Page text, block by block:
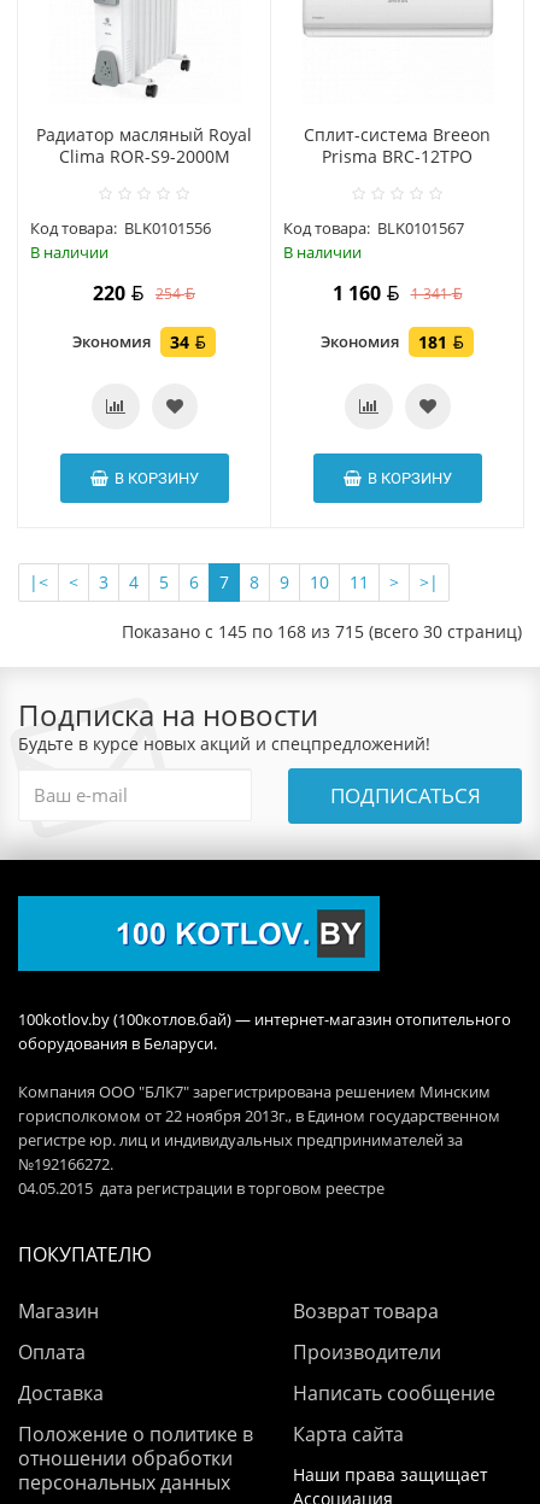
Радиатор масляный Royal
Clima ROR-S9-2000M
Код товара: BLK0101556
В наличии
220 254
Экономия 34
В КОРЗИНУ
Сплит-система Breeon
Prisma BRC-12TPO
Код товара: BLK0101567
В наличии
1 160 1 341
Экономия 181
В КОРЗИНУ
|< < 3 4 5 6 7 8 9 10 11 > >|
Показано с 145 по 168 из 715 (всего 30 страниц)
Подписка на новости
Будьте в курсе новых акций и спецпредложений!
ПОДПИСАТЬСЯ
100kotlov.by (100котлов.бай) — интернет-магазин отопительного
оборудования в Беларуси.
Компания ООО "БЛК7" зарегистрирована решением Минским
горисполкомом от 22 ноября 2013г., в Едином государственном
регистре юр. лиц и индивидуальных предпринимателей за
№192166272.
04.05.2015 дата регистрации в торговом реестре
ПОКУПАТЕЛЮ
Магазин
Оплата
Доставка
Положение о политике в
отношении обработки
персональных данных
Возврат товара
Производители
Написать сообщение
Карта сайта
Наши права защищает
Ассоциация